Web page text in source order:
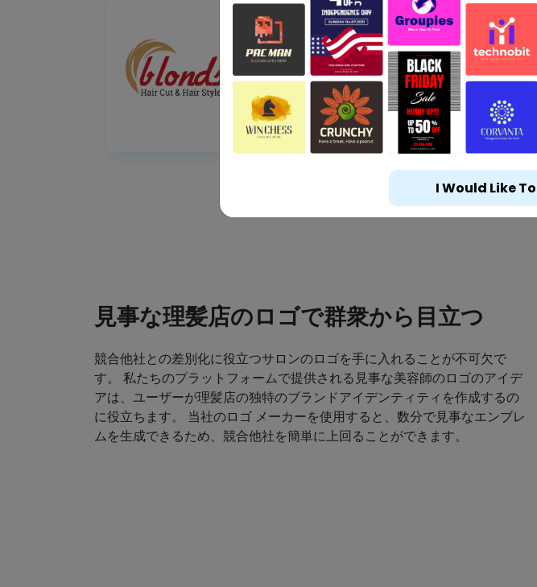
見事な理髪店のロゴで群衆から目立つ
競合他社との差別化に役立つサロンのロゴを手に入れることが不可欠で
す。 私たちのプラットフォームで提供される見事な美容師のロゴのアイデ
アは、ユーザーが理髪店の独特のブランドアイデンティティを作成するの
に役立ちます。 当社のロゴ メーカーを使用すると、数分で見事なエンブレ
ムを生成できるため、競合他社を簡単に上回ることができます。
I Would Like